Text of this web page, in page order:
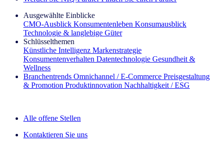
Ausgewählte Einblicke
CMO‑Ausblick Konsumentenleben Konsumausblick
Technologie & langlebige Güter
Schlüsselthemen
Künstliche Intelligenz Markenstrategie
Konsumentenverhalten Datentechnologie Gesundheit &
Wellness
Branchentrends Omnichannel / E‑Commerce Preisgestaltung
& Promotion Produktinnovation Nachhaltigkeit / ESG
Alle offene Stellen
Kontaktieren Sie uns